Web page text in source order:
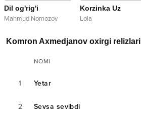
Dil og'rig'i
Mahmud Nomozov
Korzinka Uz
Lola
Komron Axmedjanov oxirgi relizlari
NOMI
1 Yetar
2 Sevsa sevibdi